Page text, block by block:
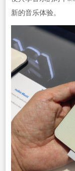
新的音乐体验。